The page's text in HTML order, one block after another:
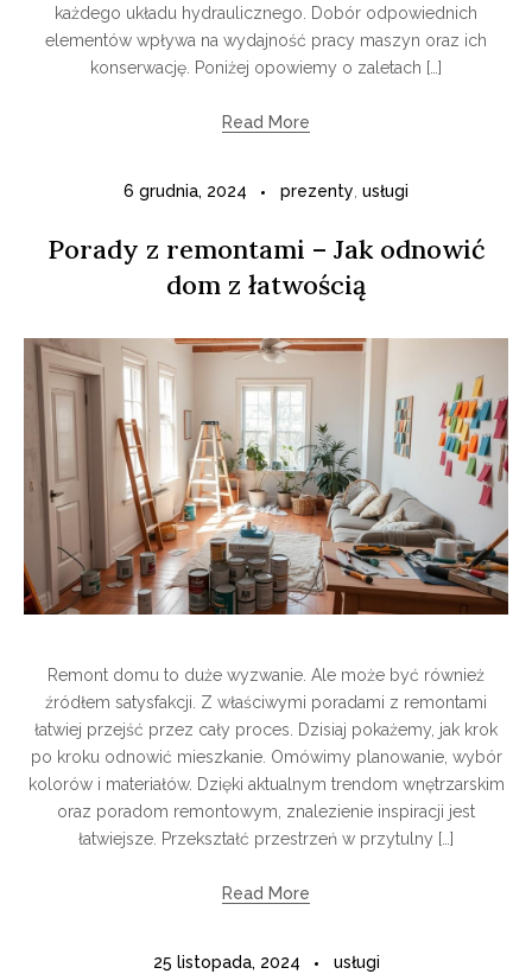
każdego układu hydraulicznego. Dobór odpowiednich
elementów wpływa na wydajność pracy maszyn oraz ich
konserwację. Poniżej opowiemy o zaletach […]
Read More
6 grudnia, 2024 prezenty usługi
Porady z remontami – Jak odnowić
dom z łatwością
Remont domu to duże wyzwanie. Ale może być również
źródłem satysfakcji. Z właściwymi poradami z remontami
łatwiej przejść przez cały proces. Dzisiaj pokażemy, jak krok
po kroku odnowić mieszkanie. Omówimy planowanie, wybór
kolorów i materiałów. Dzięki aktualnym trendom wnętrzarskim
oraz poradom remontowym, znalezienie inspiracji jest
łatwiejsze. Przekształć przestrzeń w przytulny […]
Read More
25 listopada, 2024 usługi